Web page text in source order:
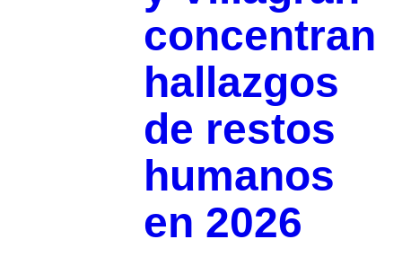
concentran
hallazgos
de restos
humanos
en 2026